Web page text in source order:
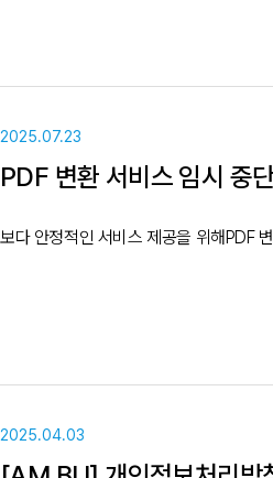
2025.07.23
PDF 변환 서비스 임시 중
2025.04.03